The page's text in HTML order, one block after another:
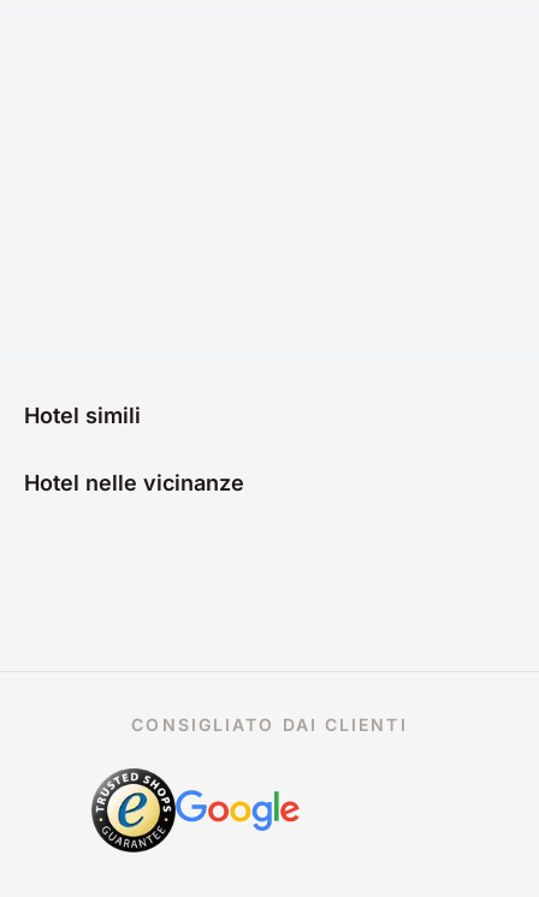
Hotel simili
Hotel nelle vicinanze
CONSIGLIATO DAI CLIENTI